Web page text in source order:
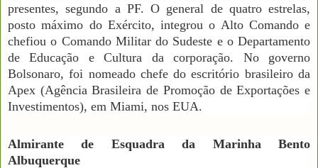
presentes, segundo a PF. O general de quatro estrelas,
posto máximo do Exército, integrou o Alto Comando e
chefiou o Comando Militar do Sudeste e o Departamento
de Educação e Cultura da corporação. No governo
Bolsonaro, foi nomeado chefe do escritório brasileiro da
Apex (Agência Brasileira de Promoção de Exportações e
Investimentos), em Miami, nos EUA.
Almirante de Esquadra da Marinha Bento
Albuquerque